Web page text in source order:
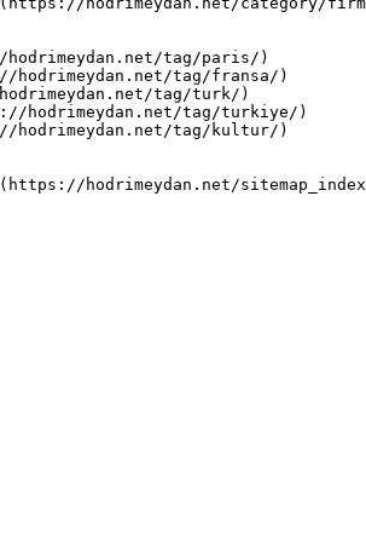
tag/paris/)
tag/fransa/)
tag/turk/)
hodrimeydan.net/tag/turkiye/)
tag/kultur/)